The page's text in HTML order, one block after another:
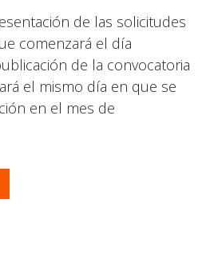
de las solicitudes
comenzará el día
de la convocatoria
el mismo día en que se
en el mes de